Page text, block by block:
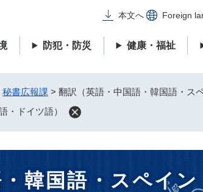
メニューを飛ばして本文へ
本文へ Foreign
防犯・防災 健康・福祉
秘書広報課 > 翻訳（英語・中国語・韓国語・ス
・ドイツ語）
韓国語・スペイン